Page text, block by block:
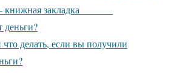
– книжная закладка
деньги?
делать, если вы получили